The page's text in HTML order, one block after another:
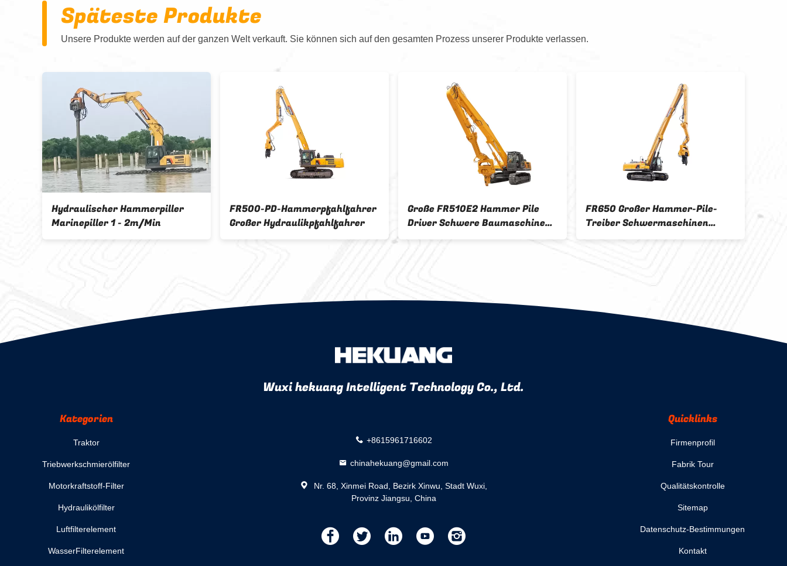
Späteste Produkte
Unsere Produkte werden auf der ganzen Welt verkauft. Sie können sich auf den gesamten Prozess unserer Produkte verlassen.
Hydraulischer Hammerpiller
Marinepiller 1 - 2m/Min
FR500-PD-Hammerpfahlfahrer
Großer Hydraulikpfahlfahrer
Große FR510E2 Hammer Pile
Driver Schwere Baumaschinen
Dieselhammer
FR650 Großer Hammer-Pile-
Treiber Schwermaschinen
Dieselbau-Piling-Maschine
Wuxi hekuang Intelligent Technology Co., Ltd.
Kategorien
Traktor
Triebwerkschmierölfilter
Motorkraftstoff-Filter
Hydraulikölfilter
Luftfilterelement
WasserFilterelement
+8615961716602
chinahekuang@gmail.com
Nr. 68, Xinmei Road, Bezirk Xinwu, Stadt Wuxi,
Provinz Jiangsu, China
Quicklinks
Firmenprofil
Fabrik Tour
Qualitätskontrolle
Sitemap
Datenschutz-Bestimmungen
Kontakt